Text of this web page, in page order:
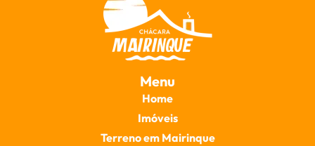
Menu
Home
Imóveis
Terreno em Mairinque